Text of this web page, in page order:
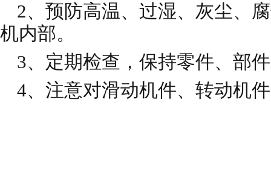
2、预防高温、过湿、灰尘、
机内部。
3、定期检查，保持零件、部
4、注意对滑动机件、转动机